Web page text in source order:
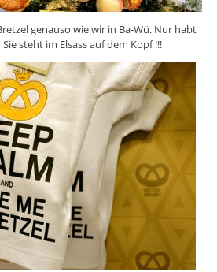
genauso wie wir in Ba-Wü. Nur habt
steht im Elsass auf dem Kopf !!!